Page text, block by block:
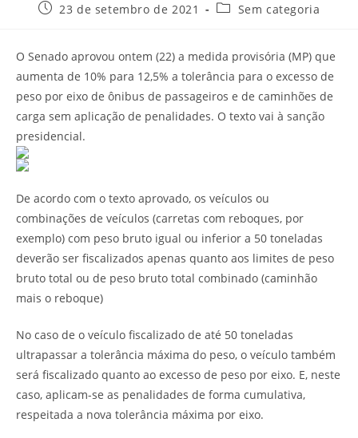
23 de setembro de 2021 Sem categoria
O Senado aprovou ontem (22) a medida provisória (MP) que
aumenta de 10% para 12,5% a tolerância para o excesso de
peso por eixo de ônibus de passageiros e de caminhões de
carga sem aplicação de penalidades. O texto vai à sanção
presidencial.
De acordo com o texto aprovado, os veículos ou
combinações de veículos (carretas com reboques, por
exemplo) com peso bruto igual ou inferior a 50 toneladas
deverão ser fiscalizados apenas quanto aos limites de peso
bruto total ou de peso bruto total combinado (caminhão
mais o reboque)
No caso de o veículo fiscalizado de até 50 toneladas
ultrapassar a tolerância máxima do peso, o veículo também
será fiscalizado quanto ao excesso de peso por eixo. E, neste
caso, aplicam-se as penalidades de forma cumulativa,
respeitada a nova tolerância máxima por eixo.